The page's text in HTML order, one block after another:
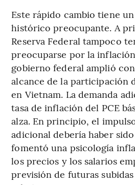
Este rápido cambio tiene
histórico preocupante. A
Reserva Federal tampoco
preocuparse por la
gobierno federal amplió
alcance de la participación
en Vietnam. La demanda
tasa de inflación del PCE
alza. En principio, el
adicional debería haber
fomentó una psicología
los precios y los salarios
previsión de futuras